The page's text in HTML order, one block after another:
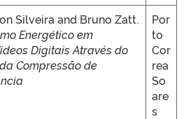
Silveira and Bruno Zatt.
Energético em
Digitais Através do
Compressão de
Por
to
Cor
rea
So
are
s